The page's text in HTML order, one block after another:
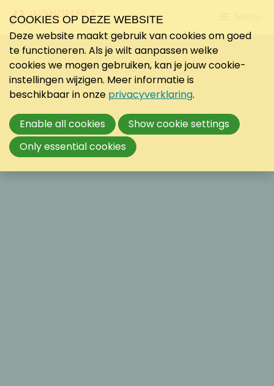
to
COOKIES OP DEZE WEBSITE
Deze website maakt gebruik van cookies om goed
te functioneren. Als je wilt aanpassen welke
cookies we mogen gebruiken, kan je jouw cookie-
instellingen wijzigen. Meer informatie is
beschikbaar in onze privacyverklaring.
Enable all cookies
Show cookie settings
Only essential cookies